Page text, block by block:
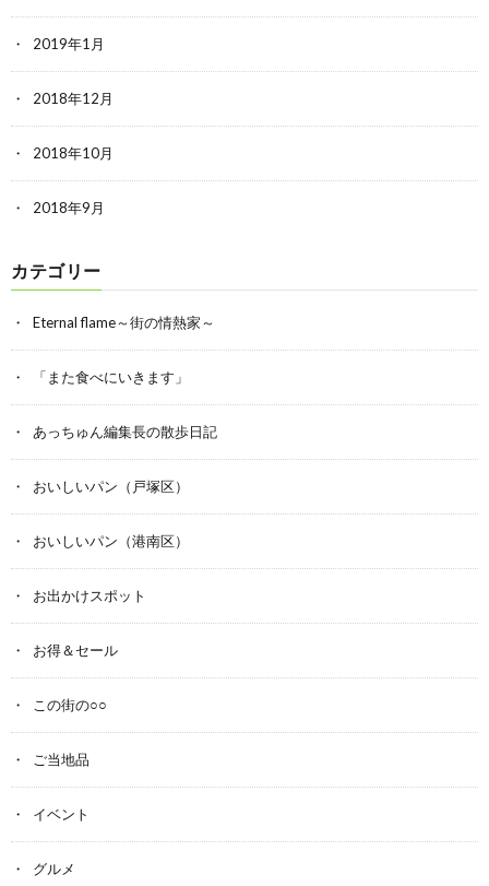
2019年1月
2018年12月
2018年10月
2018年9月
カテゴリー
Eternal flame～街の情熱家～
「また食べにいきます」
あっちゅん編集長の散歩日記
おいしいパン（戸塚区）
おいしいパン（港南区）
お出かけスポット
お得＆セール
この街の○○
ご当地品
イベント
グルメ